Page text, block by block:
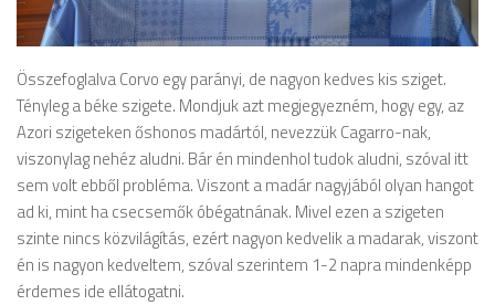
Összefoglalva Corvo egy parányi, de nagyon kedves kis sziget.
Tényleg a béke szigete. Mondjuk azt megjegyezném, hogy egy, az
Azori szigeteken őshonos madártól, nevezzük Cagarro-nak,
viszonylag nehéz aludni. Bár én mindenhol tudok aludni, szóval itt
sem volt ebből probléma. Viszont a madár nagyjából olyan hangot
ad ki, mint ha csecsemők óbégatnának. Mivel ezen a szigeten
szinte nincs közvilágítás, ezért nagyon kedvelik a madarak, viszont
én is nagyon kedveltem, szóval szerintem 1-2 napra mindenképp
érdemes ide ellátogatni.